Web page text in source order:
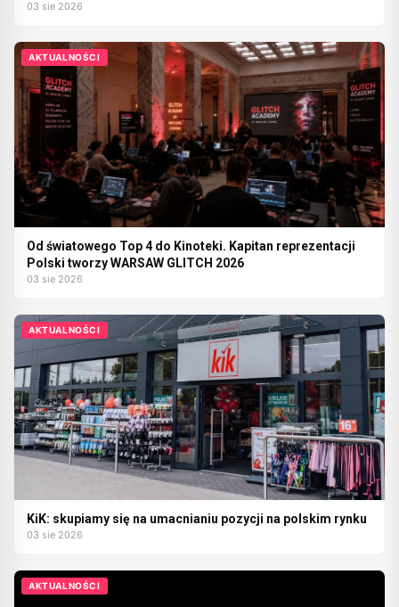
03 sie 2026
AKTUALNOŚCI
Od światowego Top 4 do Kinoteki. Kapitan reprezentacji
Polski tworzy WARSAW GLITCH 2026
03 sie 2026
AKTUALNOŚCI
KiK: skupiamy się na umacnianiu pozycji na polskim rynku
03 sie 2026
AKTUALNOŚCI